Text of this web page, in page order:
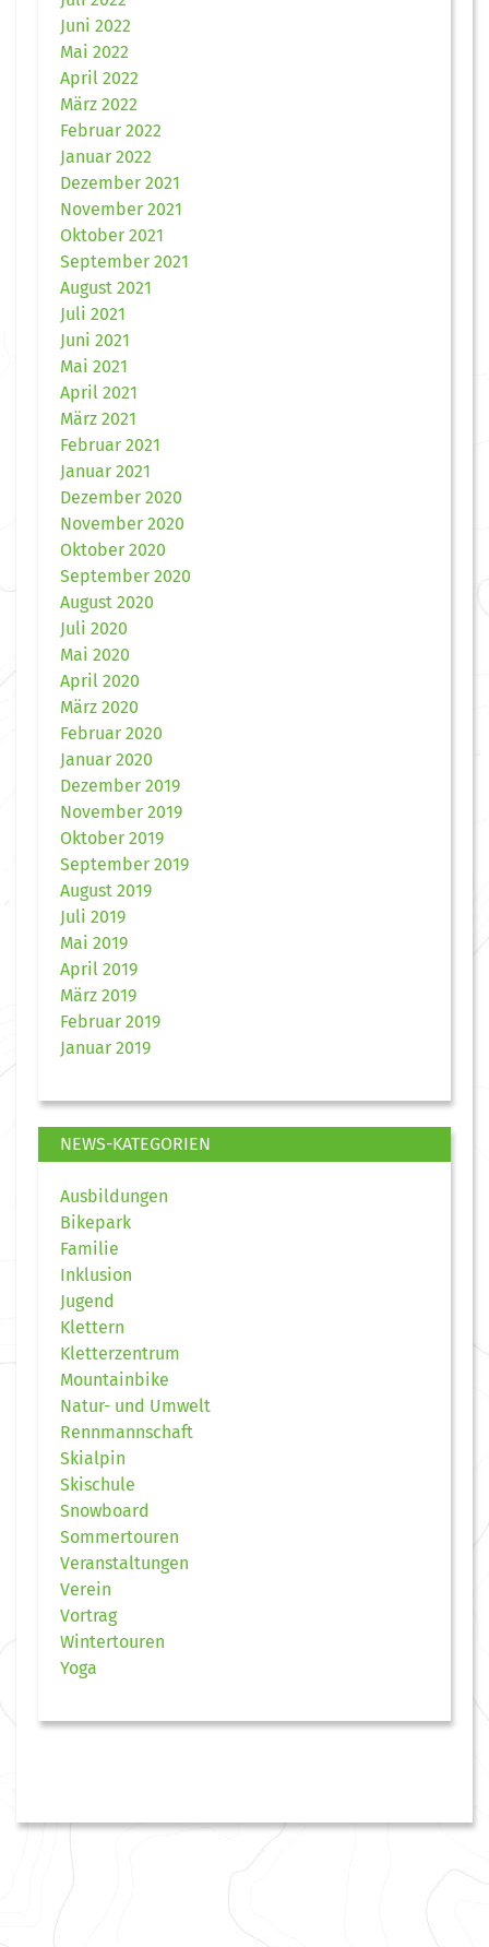
Juni 2022
Mai 2022
April 2022
März 2022
Februar 2022
Januar 2022
Dezember 2021
November 2021
Oktober 2021
September 2021
August 2021
Juli 2021
Juni 2021
Mai 2021
April 2021
März 2021
Februar 2021
Januar 2021
Dezember 2020
November 2020
Oktober 2020
September 2020
August 2020
Juli 2020
Mai 2020
April 2020
März 2020
Februar 2020
Januar 2020
Dezember 2019
November 2019
Oktober 2019
September 2019
August 2019
Juli 2019
Mai 2019
April 2019
März 2019
Februar 2019
Januar 2019
NEWS-KATEGORIEN
Ausbildungen
Bikepark
Familie
Inklusion
Jugend
Klettern
Kletterzentrum
Mountainbike
Natur- und Umwelt
Rennmannschaft
Skialpin
Skischule
Snowboard
Sommertouren
Veranstaltungen
Verein
Vortrag
Wintertouren
Yoga